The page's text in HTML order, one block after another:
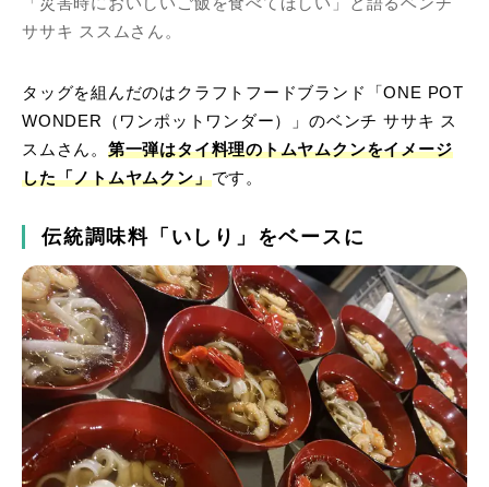
「災害時においしいご飯を食べてほしい」と語るベンチ
ササキ ススムさん。
タッグを組んだのはクラフトフードブランド「ONE POT
WONDER（ワンポットワンダー）」のベンチ ササキ ス
スムさん。 第一弾はタイ料理のトムヤムクンをイメージ
した「ノトムヤムクン」です。
伝統調味料「いしり」をベースに